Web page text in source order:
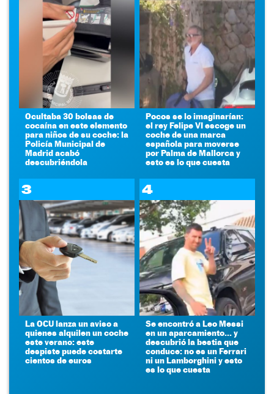
Ocultaba 30 bolsas de
cocaína en este elemento
para niños de su coche: la
Policía Municipal de
Madrid acabó
descubriéndola
Pocos se lo imaginarían:
el rey Felipe VI escoge un
coche de una marca
española para moverse
por Palma de Mallorca y
esto es lo que cuesta
3
La OCU lanza un aviso a
quienes alquilen un coche
este verano: este
despiste puede costarte
cientos de euros
4
Se encontró a Leo Messi
en un aparcamiento... y
descubrió la bestia que
conduce: no es un Ferrari
ni un Lamborghini y esto
es lo que cuesta